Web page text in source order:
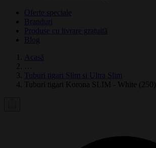
Oferte speciale
Branduri
Produse cu livrare gratuită
Blog
Acasă
Tuburi tigari Slim si Ultra Slim
Tuburi tigari Korona SLIM - White (250)